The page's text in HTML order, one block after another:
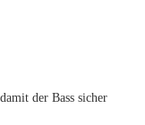
der Bass sicher